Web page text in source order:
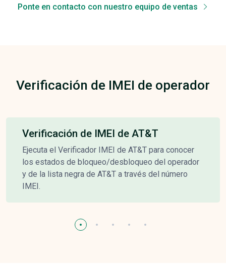
Ponte en contacto con nuestro equipo de ventas
Verificación de IMEI de operador
Verificación de IMEI de AT&T
Ejecuta el Verificador IMEI de AT&T para conocer
los estados de bloqueo/desbloqueo del operador
y de la lista negra de AT&T a través del número
IMEI.